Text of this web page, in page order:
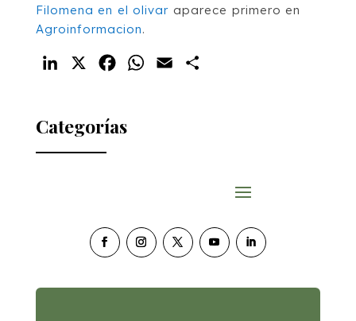
Filomena en el olivar aparece primero en
Agroinformacion.
LinkedIn FacebookWhatsApp
Email
Categorías